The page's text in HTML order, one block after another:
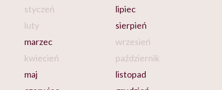
styczeń
luty
marzec
kwiecień
maj
lipiec
sierpień
wrzesień
październik
listopad